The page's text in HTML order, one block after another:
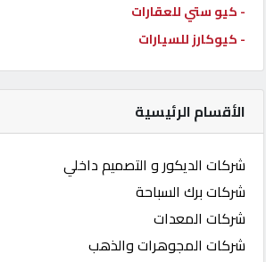
- كيو ستي للعقارات
- كيوكارز للسيارات
الأقسام الرئيسية
شركات الديكور و التصميم داخلي
شركات برك السباحة
شركات المعدات
شركات المجوهرات والذهب